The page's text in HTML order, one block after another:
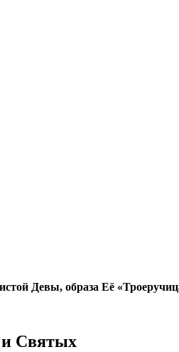
Девы, образа Её
и Святых